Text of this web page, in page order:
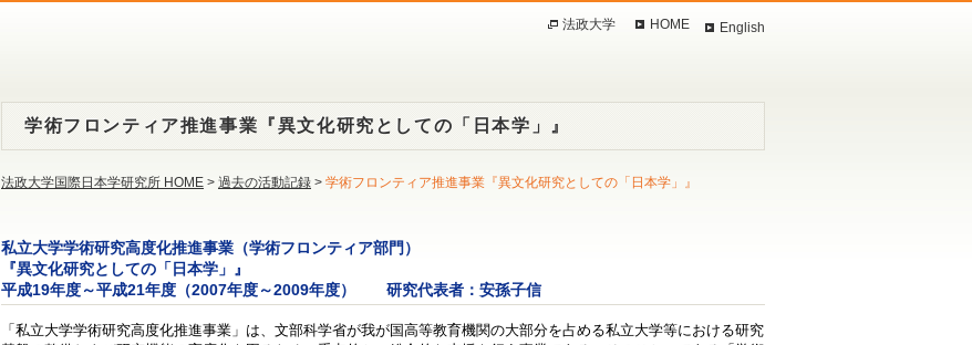
English
法政大学 HOME
学術フロンティア推進事業『異文化研究としての「日本学」』
法政大学国際日本学研究所 HOME > 過去の活動記録 > 学術フロンティア推進事業『異文化研究としての「日本学」』
私立大学学術研究高度化推進事業（学術フロンティア部門）
『異文化研究としての「日本学」』
平成19年度～平成21年度（2007年度～2009年度） 研究代表者：安孫子信
「私立大学学術研究高度化推進事業」は、文部科学省が我が国高等教育機関の大部分を占める私立大学等における研究